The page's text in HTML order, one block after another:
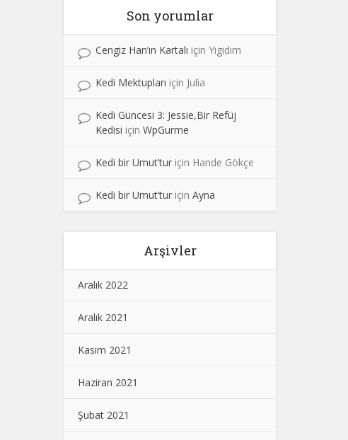
Son yorumlar
Cengiz Han’ın Kartalı için Yigidim
Kedi Mektupları için Julia
Kedi Güncesi 3: Jessie,Bir Refüj
Kedisi için WpGurme
Kedi bir Umut’tur için Hande Gökçe
Kedi bir Umut’tur için Ayna
Arşivler
Aralık 2022
Aralık 2021
Kasım 2021
Haziran 2021
Şubat 2021